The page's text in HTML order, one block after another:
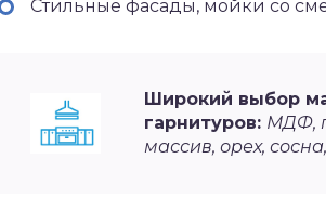
Стильные фасады, мойки со
Широкий выбор
гарнитуров: МДФ,
массив, орех,